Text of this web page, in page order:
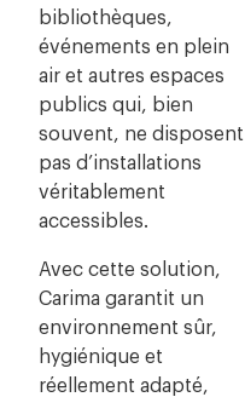
bibliothèques,
événements en plein
air et autres espaces
publics qui, bien
souvent, ne disposent
pas d’installations
véritablement
accessibles.
Avec cette solution,
Carima garantit un
environnement sûr,
hygiénique et
réellement adapté,